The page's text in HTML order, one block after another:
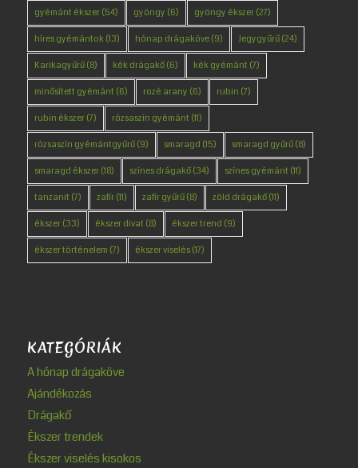
gyémánt ékszer(54) gyöngy (6) gyöngy ékszer(27)
híres gyémántok(13) hónap drágaköve(9) Jegygyűrű(24)
Karikagyűrű(8) kék drágakő(6) kék gyémánt (7)
minősített gyémánt (6) rozé arany (6) rubin (7)
rubin ékszer(7) rózsaszín gyémánt (11)
rózsaszín gyémántgyűrű(9) smaragd (15) smaragd gyűrű(8)
smaragd ékszer(18) színes drágakő(34) színes gyémánt (11)
tanzanit (7) zafír(11) zafír gyűrű(8) zöld drágakő(11)
ékszer(33) ékszer divat (8) ékszer trend (9)
ékszer történelem (7) ékszer viselés(17)
KATEGÓRIÁK
A hónap drágaköve
Ajándékozás
Drágakő
Ékszer trendek
Ékszer viselés kisokos